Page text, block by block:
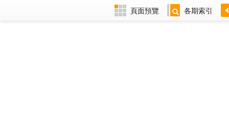
頁面預覽 各期索引